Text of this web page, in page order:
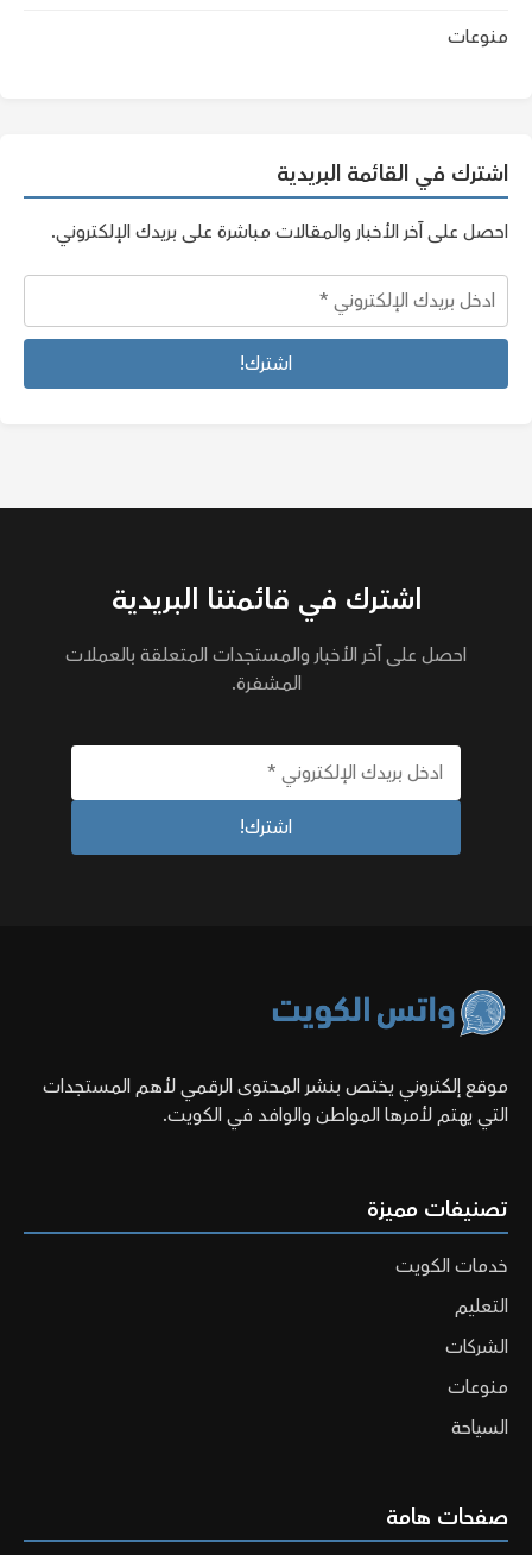
منوعات
اشترك في القائمة البريدية
احصل على آخر الأخبار والمقالات مباشرة على بريدك الإلكتروني.
اشترك في قائمتنا البريدية
احصل على آخر الأخبار والمستجدات المتعلقة بالعملات
المشفرة.
موقع إلكتروني يختص بنشر المحتوى الرقمي لأهم المستجدات
التي يهتم لأمرها المواطن والوافد في الكويت.
تصنيفات مميزة
خدمات الكويت
التعليم
الشركات
منوعات
السياحة
صفحات هامة